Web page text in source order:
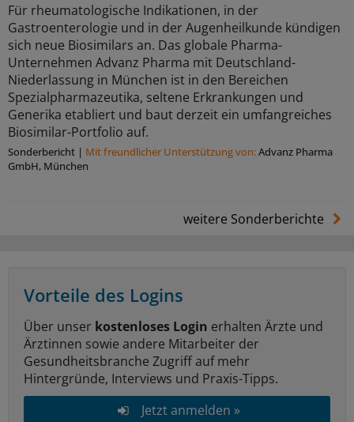
Für rheumatologische Indikationen, in der
Gastroenterologie und in der Augenheilkunde kündigen
sich neue Biosimilars an. Das globale Pharma-
Unternehmen Advanz Pharma mit Deutschland-
Niederlassung in München ist in den Bereichen
Spezialpharmazeutika, seltene Erkrankungen und
Generika etabliert und baut derzeit ein umfangreiches
Biosimilar-Portfolio auf.
Sonderbericht | Mit freundlicher Unterstützung von:Advanz Pharma
GmbH, München
weitere Sonderberichte
Vorteile des Logins
Über unser kostenloses Login erhalten Ärzte und
Ärztinnen sowie andere Mitarbeiter der
Gesundheitsbranche Zugriff auf mehr
Hintergründe, Interviews und Praxis-Tipps.
Jetzt anmelden »